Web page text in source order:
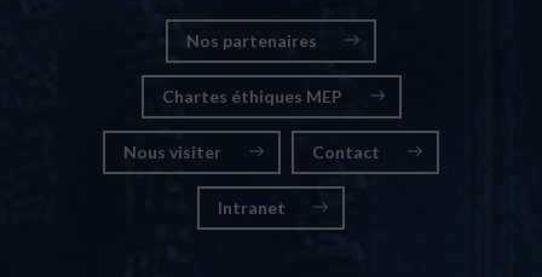
Nos partenaires
Chartes éthiques MEP
Nous visiter Contact
Intranet